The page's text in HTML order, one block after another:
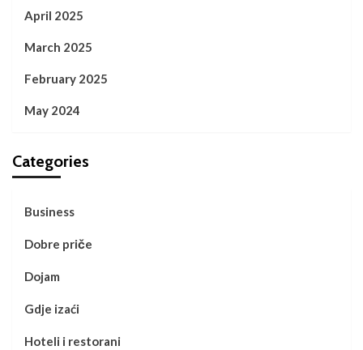
April 2025
March 2025
February 2025
May 2024
Categories
Business
Dobre priče
Dojam
Gdje izaći
Hoteli i restorani